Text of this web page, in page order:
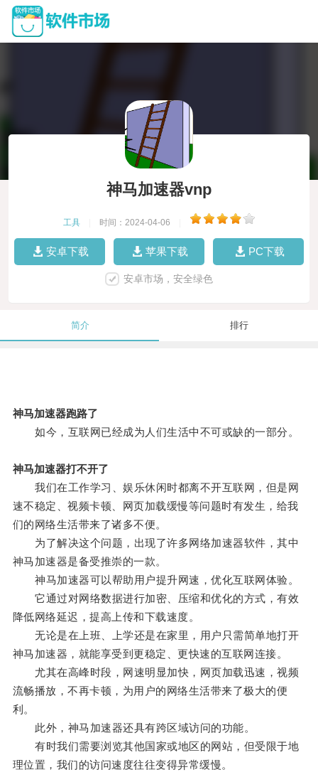
神马加速器vnp
工具 时间：2024-04-06
安卓下载 苹果下载 PC下载
安卓市场，安全绿色
简介 排行
神马加速器跑路了
如今，互联网已经成为人们生活中不可或缺的一部分。
神马加速器打不开了
我们在工作学习、娱乐休闲时都离不开互联网，但是网
速不稳定、视频卡顿、网页加载缓慢等问题时有发生，给我
们的网络生活带来了诸多不便。
为了解决这个问题，出现了许多网络加速器软件，其中
神马加速器是备受推崇的一款。
神马加速器可以帮助用户提升网速，优化互联网体验。
它通过对网络数据进行加密、压缩和优化的方式，有效
降低网络延迟，提高上传和下载速度。
无论是在上班、上学还是在家里，用户只需简单地打开
神马加速器，就能享受到更稳定、更快速的互联网连接。
尤其在高峰时段，网速明显加快，网页加载迅速，视频
流畅播放，不再卡顿，为用户的网络生活带来了极大的便
利。
此外，神马加速器还具有跨区域访问的功能。
有时我们需要浏览其他国家或地区的网站，但受限于地
理位置，我们的访问速度往往变得异常缓慢。